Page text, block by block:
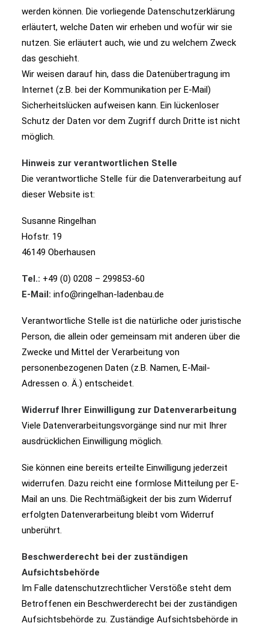
werden können. Die vorliegende Datenschutzerklärung
erläutert, welche Daten wir erheben und wofür wir sie
nutzen. Sie erläutert auch, wie und zu welchem Zweck
das geschieht.
Wir weisen darauf hin, dass die Datenübertragung im
Internet (z.B. bei der Kommunikation per E-Mail)
Sicherheitslücken aufweisen kann. Ein lückenloser
Schutz der Daten vor dem Zugriff durch Dritte ist nicht
möglich.
Hinweis zur verantwortlichen Stelle
Die verantwortliche Stelle für die Datenverarbeitung auf
dieser Website ist:
Susanne Ringelhan
Hofstr. 19
46149 Oberhausen
Tel.: +49 (0) 0208 – 299853-60
E-Mail: info@ringelhan-ladenbau.de
Verantwortliche Stelle ist die natürliche oder juristische
Person, die allein oder gemeinsam mit anderen über die
Zwecke und Mittel der Verarbeitung von
personenbezogenen Daten (z.B. Namen, E-Mail-
Adressen o. Ä.) entscheidet.
Widerruf Ihrer Einwilligung zur Datenverarbeitung
Viele Datenverarbeitungsvorgänge sind nur mit Ihrer
ausdrücklichen Einwilligung möglich.
Sie können eine bereits erteilte Einwilligung jederzeit
widerrufen. Dazu reicht eine formlose Mitteilung per E-
Mail an uns. Die Rechtmäßigkeit der bis zum Widerruf
erfolgten Datenverarbeitung bleibt vom Widerruf
unberührt.
Beschwerderecht bei der zuständigen
Aufsichtsbehörde
Im Falle datenschutzrechtlicher Verstöße steht dem
Betroffenen ein Beschwerderecht bei der zuständigen
Aufsichtsbehörde zu. Zuständige Aufsichtsbehörde in